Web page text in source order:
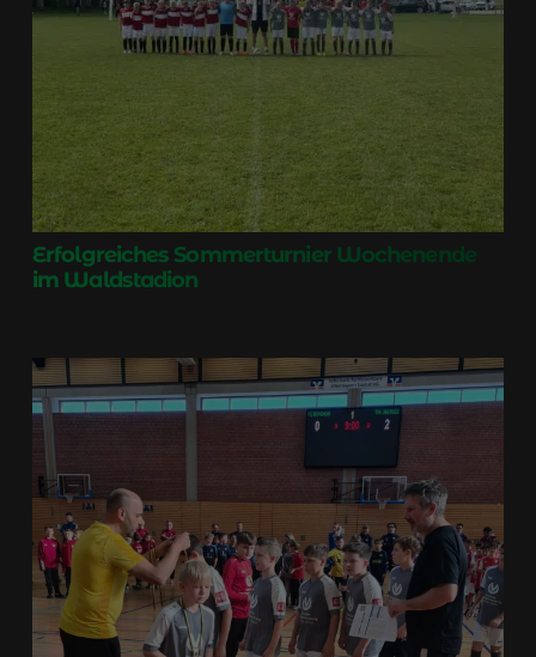
Erfolgreiches Sommerturnier Wochenende
im Waldstadion